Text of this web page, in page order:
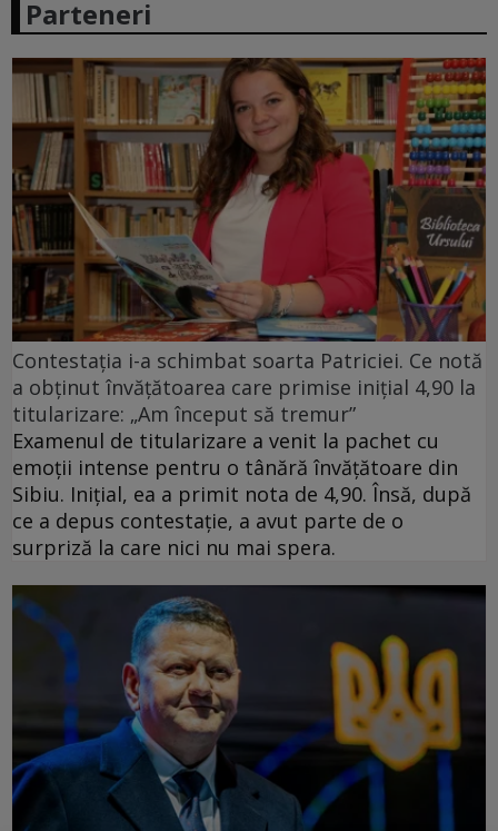
Parteneri
Contestația i-a schimbat soarta Patriciei. Ce notă
a obținut învățătoarea care primise inițial 4,90 la
titularizare: „Am început să tremur”
Examenul de titularizare a venit la pachet cu
emoții intense pentru o tânără învățătoare din
Sibiu. Inițial, ea a primit nota de 4,90. Însă, după
ce a depus contestație, a avut parte de o
surpriză la care nici nu mai spera.